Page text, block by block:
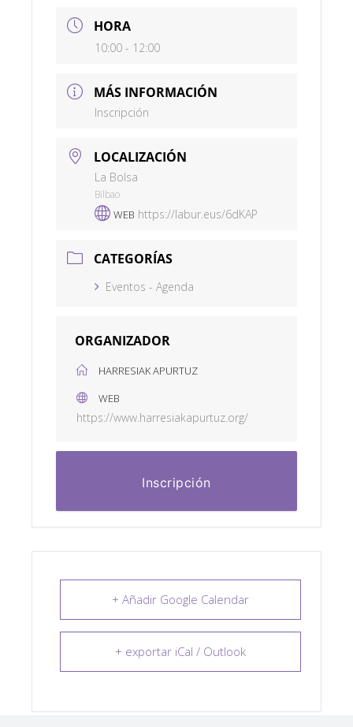
HORA
10:00 - 12:00
MÁS INFORMACIÓN
Inscripción
LOCALIZACIÓN
La Bolsa
Bilbao
WEB https://labur.eus/6dKAP
CATEGORÍAS
Eventos - Agenda
ORGANIZADOR
HARRESIAK APURTUZ
WEB
https://www.harresiakapurtuz.org/
Inscripción
+ Añadir Google Calendar
+ exportar iCal / Outlook